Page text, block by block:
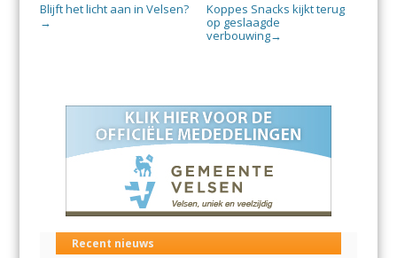
Blijft het licht aan in Velsen?
→
Koppes Snacks kijkt terug
op geslaagde
verbouwing→
Recent nieuws